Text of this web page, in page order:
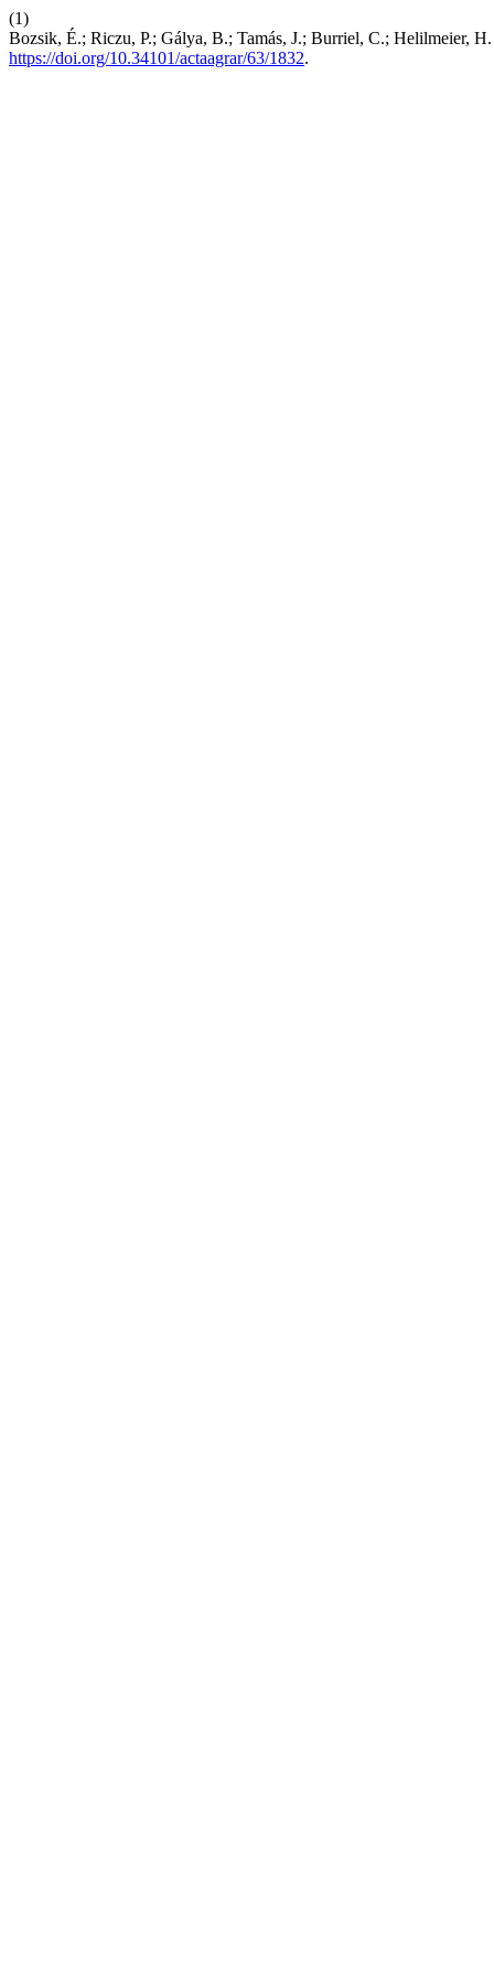
(1)
Bozsik, É.; Riczu, P.; Gálya, B.; Tamás, J.; Burriel, C.; Helilmeier,
https://doi.org/10.34101/actaagrar/63/1832.